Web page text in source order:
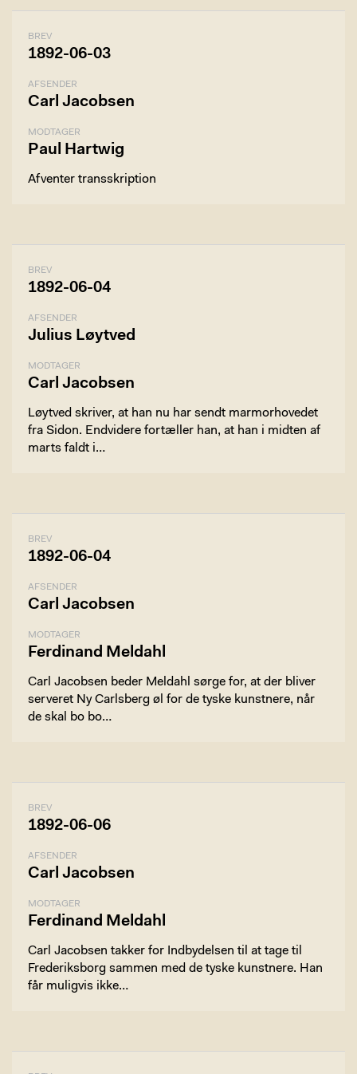
BREV
1892-06-03
AFSENDER
Carl Jacobsen
MODTAGER
Paul Hartwig
Afventer transskription
BREV
1892-06-04
AFSENDER
Julius Løytved
MODTAGER
Carl Jacobsen
Løytved skriver, at han nu har sendt marmorhovedet
fra Sidon. Endvidere fortæller han, at han i midten af
marts faldt i…
BREV
1892-06-04
AFSENDER
Carl Jacobsen
MODTAGER
Ferdinand Meldahl
Carl Jacobsen beder Meldahl sørge for, at der bliver
serveret Ny Carlsberg øl for de tyske kunstnere, når
de skal bo bo…
BREV
1892-06-06
AFSENDER
Carl Jacobsen
MODTAGER
Ferdinand Meldahl
Carl Jacobsen takker for Indbydelsen til at tage til
Frederiksborg sammen med de tyske kunstnere. Han
får muligvis ikke…